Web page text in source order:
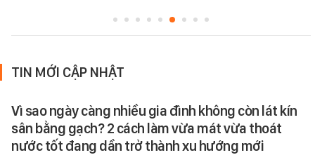
TIN MỚI CẬP NHẬT
Vì sao ngày càng nhiều gia đình không còn lát kín
sân bằng gạch? 2 cách làm vừa mát vừa thoát
nước tốt đang dần trở thành xu hướng mới